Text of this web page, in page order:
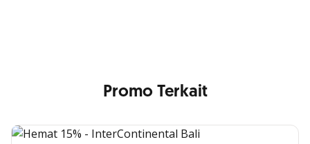
Promo Terkait